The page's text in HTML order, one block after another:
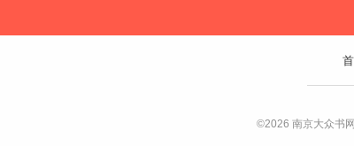
©2026 南京大众书